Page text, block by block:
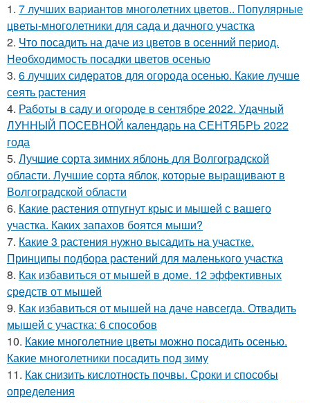
1. 7 лучших вариантов многолетних цветов.. Популярные
цветы-многолетники для сада и дачного участка
2. Что посадить на даче из цветов в осенний период.
Необходимость посадки цветов осенью
3. 6 лучших сидератов для огорода осенью. Какие лучше
сеять растения
4. Работы в саду и огороде в сентябре 2022. Удачный
ЛУННЫЙ ПОСЕВНОЙ календарь на СЕНТЯБРЬ 2022
года
5. Лучшие сорта зимних яблонь для Волгоградской
области. Лучшие сорта яблок, которые выращивают в
Волгоградской области
6. Какие растения отпугнут крыс и мышей с вашего
участка. Каких запахов боятся мыши?
7. Какие 3 растения нужно высадить на участке.
Принципы подбора растений для маленького участка
8. Как избавиться от мышей в доме. 12 эффективных
средств от мышей
9. Как избавиться от мышей на даче навсегда. Отвадить
мышей с участка: 6 способов
10. Какие многолетние цветы можно посадить осенью.
Какие многолетники посадить под зиму
11. Как снизить кислотность почвы. Сроки и способы
определения